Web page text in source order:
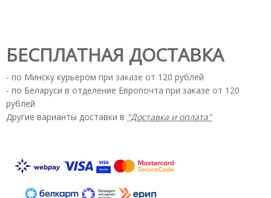
БЕСПЛАТНАЯ ДОСТАВКА
- по Минску курьером при заказе от 120 рублей
- по Беларуси в отделение Европочта при заказе от 120
рублей
Другие варианты доставки в "Доставка и оплата"